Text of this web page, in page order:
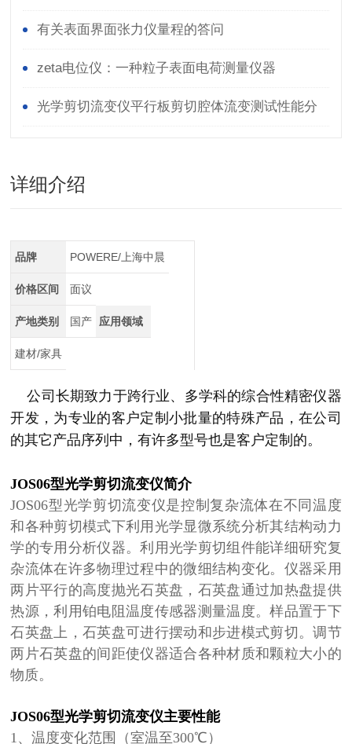
有关表面界面张力仪量程的答问
zeta电位仪：一种粒子表面电荷测量仪器
光学剪切流变仪平行板剪切腔体流变测试性能分
详细介绍
品牌 POWERE/上海中晨
价格区间 面议
产地类别 国产 应用领域
建材/家具
公司长期致力于跨行业、多学科的综合性精密仪器
开发，为专业的客户定制小批量的特殊产品，在公司
的其它产品序列中，有许多型号也是客户定制的。
JOS06型光学剪切流变仪简介
JOS06型光学剪切流变仪是控制复杂流体在不同温度
和各种剪切模式下利用光学显微系统分析其结构动力
学的专用分析仪器。利用光学剪切组件能详细研究复
杂流体在许多物理过程中的微细结构变化。仪器采用
两片平行的高度抛光石英盘，石英盘通过加热盘提供
热源，利用铂电阻温度传感器测量温度。样品置于下
石英盘上，石英盘可进行摆动和步进模式剪切。调节
两片石英盘的间距使仪器适合各种材质和颗粒大小的
物质。
JOS06型光学剪切流变仪主要性能
1、温度变化范围（室温至300℃）